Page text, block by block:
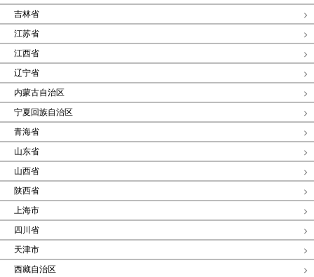
吉林省
江苏省
江西省
辽宁省
内蒙古自治区
宁夏回族自治区
青海省
山东省
山西省
陕西省
上海市
四川省
天津市
西藏自治区